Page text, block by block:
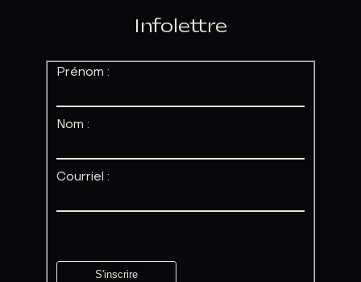
Infolettre
Prénom :
Nom :
Courriel :